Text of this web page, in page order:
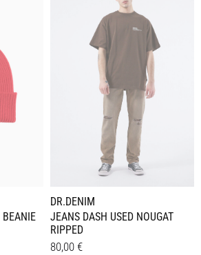
DR.DENIM
JEANS DASH USED NOUGAT
RIPPED
80,00 €